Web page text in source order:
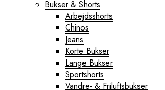
Bukser & Shorts
Arbejdsshorts
Chinos
Jeans
Korte Bukser
Lange Bukser
Sportshorts
Vandre- & Friluftsbukser